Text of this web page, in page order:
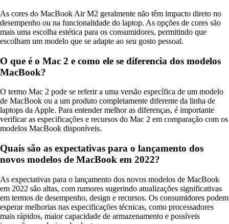
As cores do MacBook Air M2 geralmente não têm impacto direto no
desempenho ou na funcionalidade do laptop. As opções de cores são
mais uma escolha estética para os consumidores, permitindo que
escolham um modelo que se adapte ao seu gosto pessoal.
O que é o Mac 2 e como ele se diferencia dos modelos
MacBook?
O termo Mac 2 pode se referir a uma versão específica de um modelo
de MacBook ou a um produto completamente diferente da linha de
laptops da Apple. Para entender melhor as diferenças, é importante
verificar as especificações e recursos do Mac 2 em comparação com os
modelos MacBook disponíveis.
Quais são as expectativas para o lançamento dos
novos modelos de MacBook em 2022?
As expectativas para o lançamento dos novos modelos de MacBook
em 2022 são altas, com rumores sugerindo atualizações significativas
em termos de desempenho, design e recursos. Os consumidores podem
esperar melhorias nas especificações técnicas, como processadores
mais rápidos, maior capacidade de armazenamento e possíveis